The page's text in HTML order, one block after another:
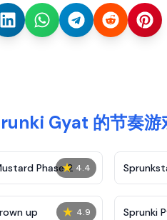
Gyat 的节奏游
★ 4.4
Phase 2
★ 4.9
up Sprunki